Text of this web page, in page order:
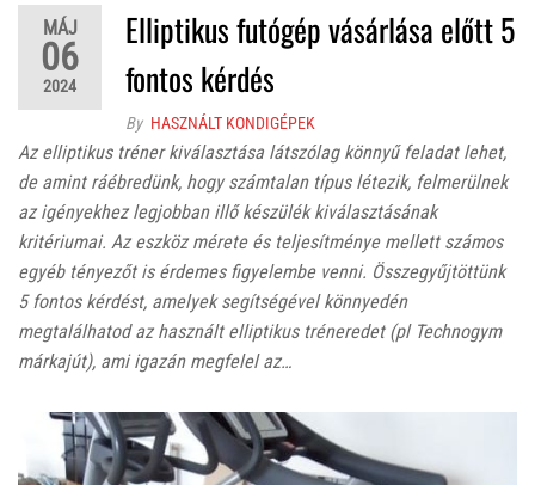
MÁJ
06
2024
Elliptikus futógép vásárlása előtt 5
fontos kérdés
By HASZNÁLT KONDIGÉPEK
Az elliptikus tréner kiválasztása látszólag könnyű feladat lehet,
de amint ráébredünk, hogy számtalan típus létezik, felmerülnek
az igényekhez legjobban illő készülék kiválasztásának
kritériumai. Az eszköz mérete és teljesítménye mellett számos
egyéb tényezőt is érdemes figyelembe venni. Összegyűjtöttünk
5 fontos kérdést, amelyek segítségével könnyedén
megtalálhatod az használt elliptikus tréneredet (pl Technogym
márkajút), ami igazán megfelel az…